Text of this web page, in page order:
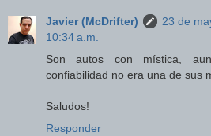
Javier (McDrifter)
23 de
10:34 a.m.
Son autos con mística,
confiabilidad no era una de sus
Saludos!
Responder